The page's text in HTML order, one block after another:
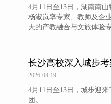
4月11日至13日，湖南南
杨淑岚率专家、教师及企
天的产教融合与文旅体验
长沙高校深入城步
2026-04-19
4月11日至13日，城步迎
团。